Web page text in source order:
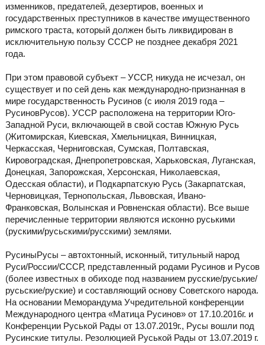
изменников, предателей, дезертиров, военных и
государственных преступников в качестве имущественного
римского траста, который должен быть ликвидирован в
исключительную пользу СССР не позднее декабря 2021
года.
При этом правовой субъект – УССР, никуда не исчезал, он
существует и по сей день как международно-признанная в
мире государственность Русинов (с июля 2019 года –
РусиновРусов). УССР расположена на территории Юго-
Западной Руси, включающей в свой состав Южную Русь
(Житомирская, Киевская, Хмельницкая, Винницкая,
Черкасская, Черниговская, Сумская, Полтавская,
Кировоградская, Днепропетровская, Харьковская, Луганская,
Донецкая, Запорожская, Херсонская, Николаевская,
Одесская области), и Подкарпатскую Русь (Закарпатская,
Черновицкая, Тернопольская, Львовская, Ивано-
Франковская, Волынская и Ровненская области). Все выше
перечисленные территории являются исконно руськими
(рускими/русьскими/русскими) землями.
РусиныРусы – автохтонный, исконный, титульный народ
Руси/России/СССР, представленный родами Русинов и Русов
(более известных в обиходе под названием русские/руськие/
русьские/руские) и составляющий основу Советского народа.
На основании Меморандума Учредительной конференции
Международного центра «Матица Русинов» от 17.10.2016г. и
Конференции Руськой Рады от 13.07.2019г., Русы вошли под
Русинские титулы. Резолюцией Руськой Рады от 13.07.2019 г.